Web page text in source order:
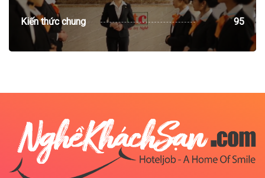
Kiến thức chung 95